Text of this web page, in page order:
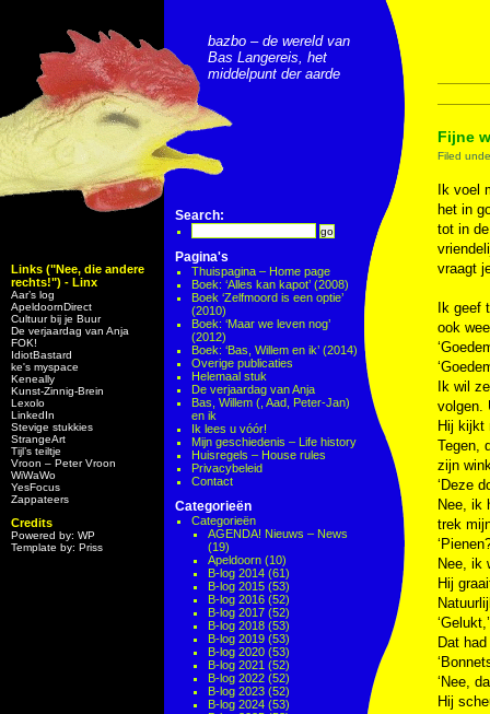
Links ("Nee, die andere
rechts!") - Linx
Aar’s log
ApeldoornDirect
Cultuur bij je Buur
De verjaardag van Anja
FOK!
IdiotBastard
ke's myspace
Keneally
Kunst-Zinnig-Brein
Lexolo
LinkedIn
Stevige stukkies
StrangeArt
Tijl’s teiltje
Vroon – Peter Vroon
WiWaWo
YesFocus
Zappateers
Credits
Powered by: WP
Template by: Priss
bazbo – de wereld van
Bas Langereis, het
middelpunt der aarde
Search:
Pagina's
Thuispagina – Home page
Boek: ‘Alles kan kapot’ (2008)
Boek ‘Zelfmoord is een optie’
(2010)
Boek: ‘Maar we leven nog’
(2012)
Boek: ‘Bas, Willem en ik’ (2014)
Overige publicaties
Helemaal stuk
De verjaardag van Anja
Bas, Willem (, Aad, Peter-Jan)
en ik
Ik lees u vóór!
Mijn geschiedenis – Life history
Huisregels – House rules
Privacybeleid
Contact
Categorieën
Categorieën
AGENDA! Nieuws – News
(19)
Apeldoorn (10)
B-log 2014 (61)
B-log 2015 (53)
B-log 2016 (52)
B-log 2017 (52)
B-log 2018 (53)
B-log 2019 (53)
B-log 2020 (53)
B-log 2021 (52)
B-log 2022 (52)
B-log 2023 (52)
B-log 2024 (53)
Fijne
Filed
Ik voel
het in
tot in
vraagt
Ik geef
ook
Ik wil
volgen.
Hij kijkt
Tegen,
zijn
‘Deze
Nee, ik
trek
Nee, ik
Hij
Dat
‘Nee,
Hij